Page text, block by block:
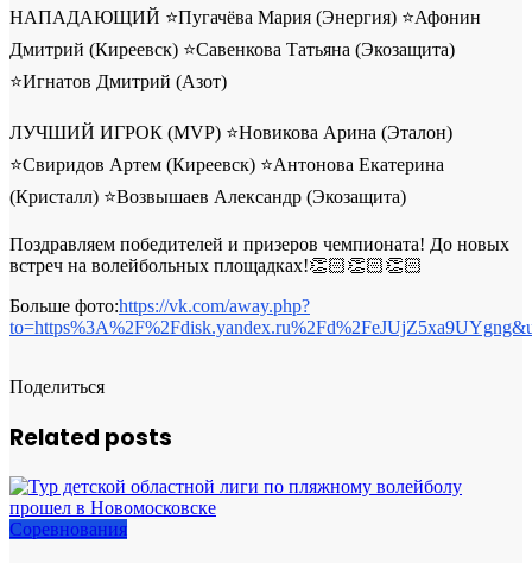
НАПАДАЮЩИЙ ⭐Пугачёва Мария (Энергия) ⭐Афонин
Дмитрий (Киреевск) ⭐Савенкова Татьяна (Экозащита)
⭐Игнатов Дмитрий (Азот)
ЛУЧШИЙ ИГРОК (MVP) ⭐Новикова Арина (Эталон)
⭐Свиридов Артем (Киреевск) ⭐Антонова Екатерина
(Кристалл) ⭐Возвышаев Александр (Экозащита)
Поздравляем победителей и призеров чемпионата! До новых
встреч на волейбольных площадках!👏🏻👏🏻👏🏻
Больше фото:https://vk.com/away.php?
Поделиться
Related posts
Соревнования